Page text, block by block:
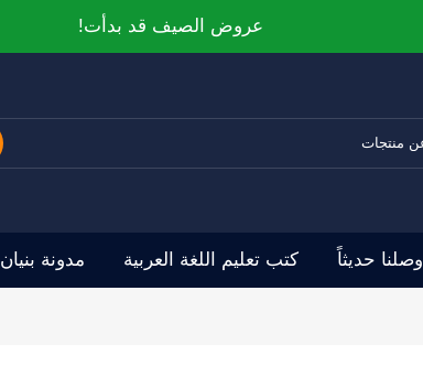
عروض الصيف قد بدأت!
وصلنا حديثاً كتب تعليم اللغة العربية مدونة بنيان